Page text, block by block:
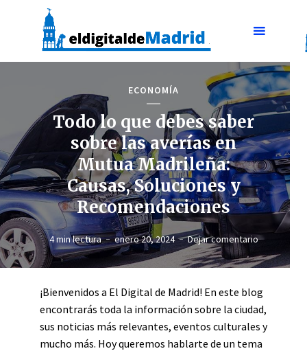
ECONOMÍA
Todo lo que debes saber
sobre las averías en
Mutua Madrileña:
Causas, Soluciones y
Recomendaciones
4 min lectura enero 20, 2024 Dejar comentario
¡Bienvenidos a El Digital de Madrid! En este blog
encontrarás toda la información sobre la ciudad,
sus noticias más relevantes, eventos culturales y
mucho más. Hoy queremos hablarte de un tema